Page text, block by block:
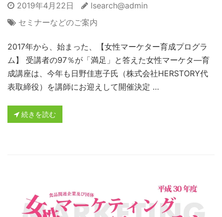
2019年4月22日
lsearch@admin
セミナーなどのご案内
2017年から、始まった、【女性マーケター育成プログラ
ム】 受講者の97％が「満足」と答えた女性マーケタ―育
成講座は、今年も日野佳恵子氏（株式会社HERSTORY代
表取締役）を講師にお迎えして開催決定 …
続きを読む